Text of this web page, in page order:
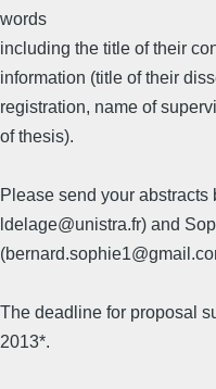
words
including the title of their
information (title of their
registration, name of
of thesis).
Please send your
ldelage@unistra.fr) and
The deadline for proposal
2013*.